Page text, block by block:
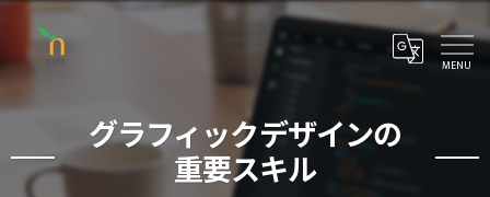
グラフィックデザインの
重要スキル